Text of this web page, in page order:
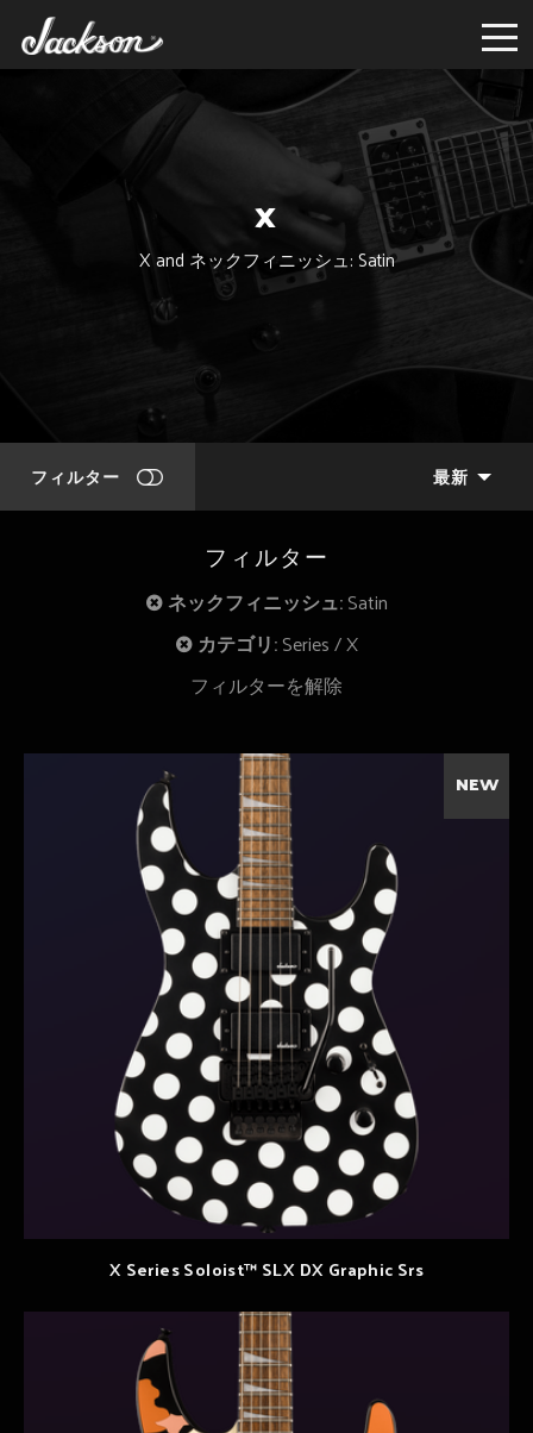
X
X and ネックフィニッシュ: Satin
フィルター 最新
フィルター
ネックフィニッシュ:Satin
カテゴリ:Series X
フィルターを解除
NEW
X Series Soloist™ SLX DX Graphic Srs